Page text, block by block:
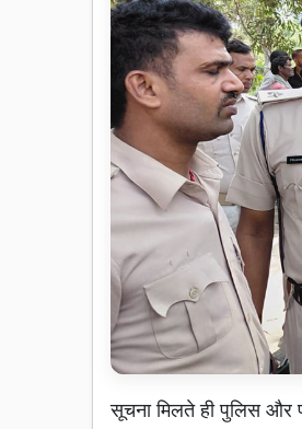
सूचना मिलते ही पुलिस और